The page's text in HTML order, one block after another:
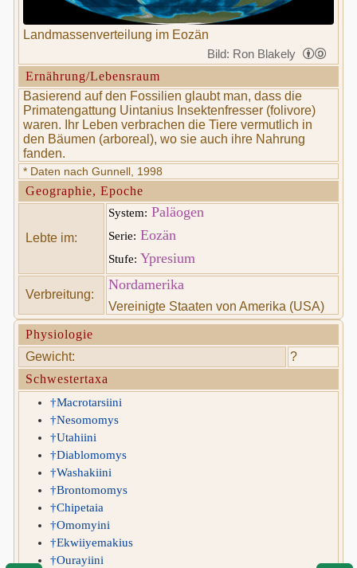
Landmassenverteilung im Eozän
Bild: Ron Blakely
Ernährung/Lebensraum
Basierend auf den Fossilien glaubt man, dass die
Primatengattung Uintanius Insektenfresser (folivore)
waren. Ihr Leben verbrachen die Tiere vermutlich in
den Bäumen (arboreal), wo sie auch ihre Nahrung
fanden.
* Daten nach Gunnell, 1998
Geographie, Epoche
Lebte im:
System: Paläogen
Serie: Eozän
Stufe: Ypresium
Verbreitung:
Nordamerika
Vereinigte Staaten von Amerika (USA)
Physiologie
Gewicht:
?
Schwestertaxa
†Macrotarsiini
†Nesomomys
†Utahiini
†Diablomomys
†Washakiini
†Brontomomys
†Chipetaia
†Omomyini
†Ekwiiyemakius
†Ourayiini